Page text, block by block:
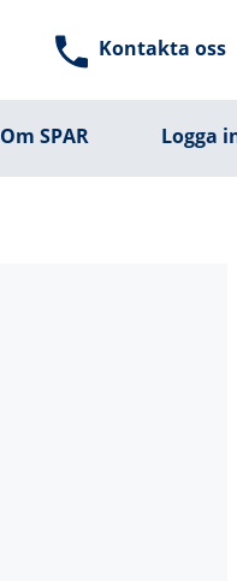
Kontakta oss
Om SPAR Logga